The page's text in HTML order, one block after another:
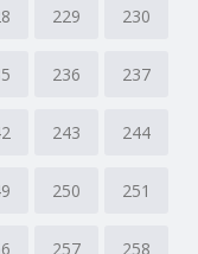
229 230
236 237
243 244
250 251
257 258